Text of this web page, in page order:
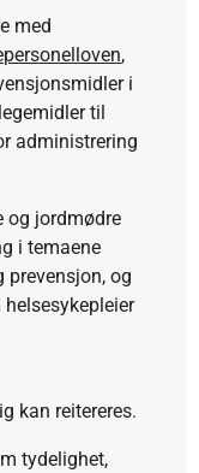
med
,
i
til
administrering
og jordmødre
i temaene
prevensjon, og
kan reitereres.
tydelighet,